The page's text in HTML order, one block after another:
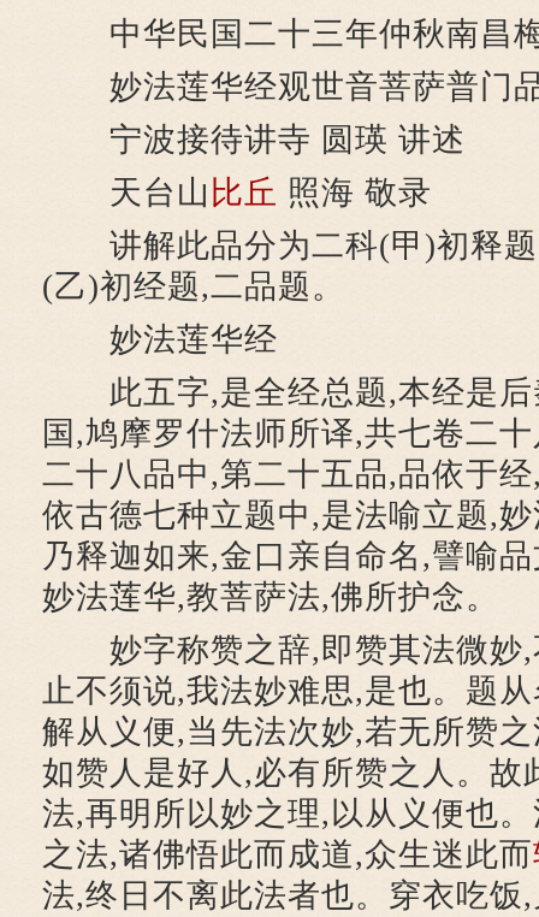
中华民国二十三年仲秋南昌
妙法莲华经观世音菩萨普门
宁波接待讲寺 圆瑛 讲述
天台山 比丘 照海 敬录
讲解此品分为二科(甲)初释题
(乙)初经题,二品题。
妙法莲华经
此五字,是全经总题,本经是后
国,鸠摩罗什法师所译,共七卷二
二十八品中,第二十五品,品依于
依古德七种立题中,是法喻立题,
乃释迦如来,金口亲自命名,譬喻
妙法莲华,教菩萨法,佛所护念。
妙字称赞之辞,即赞其法微妙,
止不须说,我法妙难思,是也。题
解从义便,当先法次妙,若无所赞
如赞人是好人,必有所赞之人。故
法,再明所以妙之理,以从义便也
之法,诸佛悟此而成道,众生迷此而
法,终日不离此法者也。穿衣吃饭